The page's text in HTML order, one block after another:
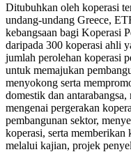
Ditubuhkan oleh koperasi
undang-undang Greece,
kebangsaan bagi Koperasi
daripada 300 koperasi ahli
jumlah perolehan koperasi
untuk memajukan
menyokong serta
domestik dan
mengenai pergerakan
pembangunan sektor,
koperasi, serta
melalui kajian, projek